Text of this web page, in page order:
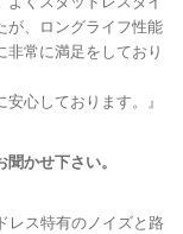
が、ロングライフ性能
常に満足をしており
心しております。』
かせ下さい。
レス特有のノイズと路